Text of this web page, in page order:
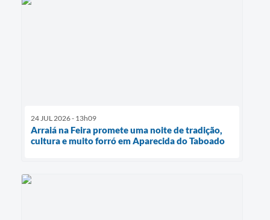
24 JUL 2026 - 13h09
Arraiá na Feira promete uma noite de tradição,
cultura e muito forró em Aparecida do Taboado